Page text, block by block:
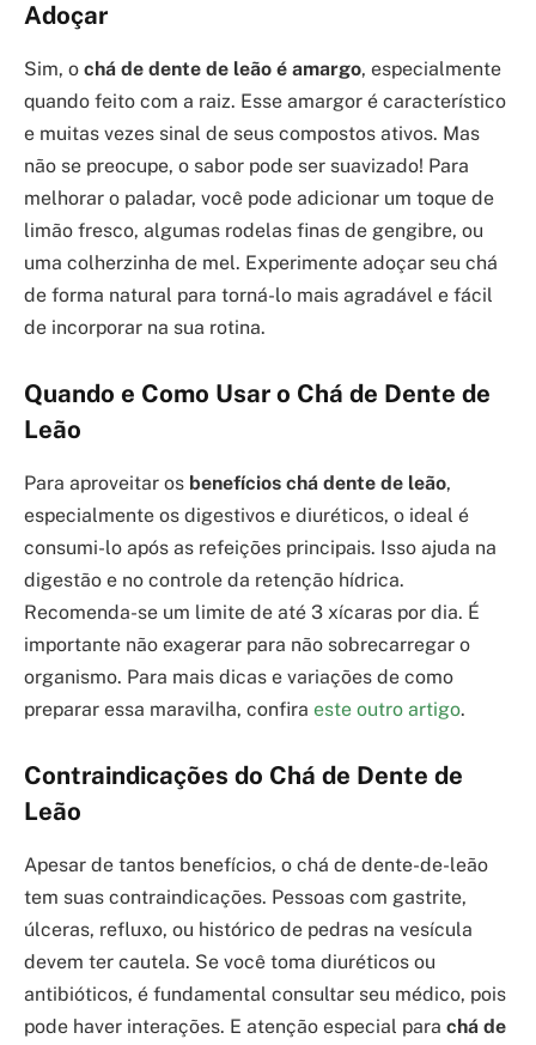
Adoçar
Sim, o chá de dente de leão é amargo, especialmente
quando feito com a raiz. Esse amargor é característico
e muitas vezes sinal de seus compostos ativos. Mas
não se preocupe, o sabor pode ser suavizado! Para
melhorar o paladar, você pode adicionar um toque de
limão fresco, algumas rodelas finas de gengibre, ou
uma colherzinha de mel. Experimente adoçar seu chá
de forma natural para torná-lo mais agradável e fácil
de incorporar na sua rotina.
Quando e Como Usar o Chá de Dente de
Leão
Para aproveitar os benefícios chá dente de leão,
especialmente os digestivos e diuréticos, o ideal é
consumi-lo após as refeições principais. Isso ajuda na
digestão e no controle da retenção hídrica.
Recomenda-se um limite de até 3 xícaras por dia. É
importante não exagerar para não sobrecarregar o
organismo. Para mais dicas e variações de como
preparar essa maravilha, confira este outro artigo.
Contraindicações do Chá de Dente de
Leão
Apesar de tantos benefícios, o chá de dente-de-leão
tem suas contraindicações. Pessoas com gastrite,
úlceras, refluxo, ou histórico de pedras na vesícula
devem ter cautela. Se você toma diuréticos ou
antibióticos, é fundamental consultar seu médico, pois
pode haver interações. E atenção especial para chá de